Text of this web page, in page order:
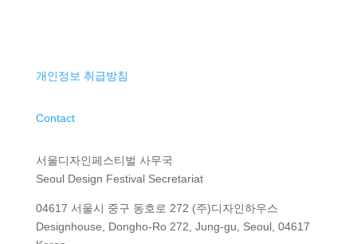
개인정보 취급방침
Contact
서울디자인페스티벌 사무국
Seoul Design Festival Secretariat
04617 서울시 중구 동호로 272 (주)디자인하우스
Designhouse, Dongho-Ro 272, Jung-gu, Seoul, 04617